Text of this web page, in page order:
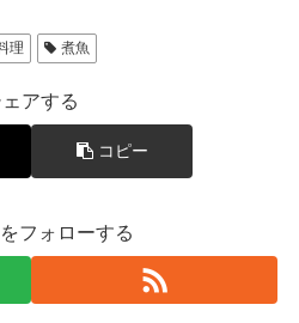
理 煮魚
ェアする
コピー
フォローする